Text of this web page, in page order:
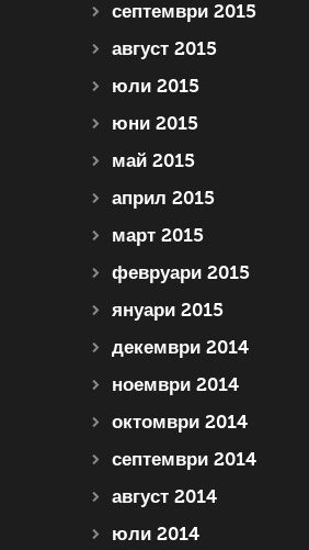
септември 2015
август 2015
юли 2015
юни 2015
май 2015
април 2015
март 2015
февруари 2015
януари 2015
декември 2014
ноември 2014
октомври 2014
септември 2014
август 2014
юли 2014